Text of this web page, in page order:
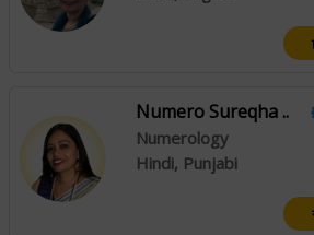
Numero Sureqha ..
Numerology
Hindi, Punjabi